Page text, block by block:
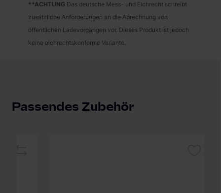
**ACHTUNG Das deutsche Mess- und Eichrecht schreibt
zusätzliche Anforderungen an die Abrechnung von
öffentlichen Ladevorgängen vor. Dieses Produkt ist jedoch
keine eichrechtskonforme Variante.
Passendes Zubehör